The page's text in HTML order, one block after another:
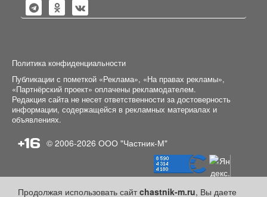
Продолжая использовать сайтchastnik-m.ru, Вы даете
Политика конфиденциальности
Публикации с пометкой «Реклама», «На правах рекламы»,
«Партнёрский проект» оплачены рекламодателем.
Редакция сайта не несет ответственности за достоверность
информации, содержащейся в рекламных материалах и
объявлениях.
+16 © 2006-2026 ООО "Частник-М"